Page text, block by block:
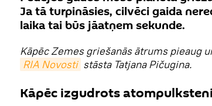
Ja tā turpināsies, cilvēci gaida
laika tai būs jāatņem sekunde.
Kāpēc Zemes griešanās ātrums pieaug
RIA Novosti stāsta Tatjana Pičugina.
Kāpēc izgudrots